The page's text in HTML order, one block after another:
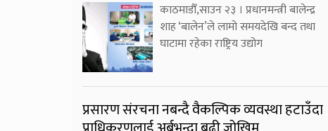
काठमाडौँ,साउन २३ । प्रधानमन्त्री बालेन्द्र
शाह ‘बालेन’ले लामो समयदेखि बन्द तथा
घाटामा रहेका राष्ट्रिय उद्योग
प्रसारण संरचना नबन्दै वैकल्पिक व्यवस्था हटाउँदा